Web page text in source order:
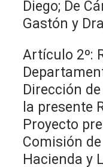
Diego; De
Gastón y
Artículo 2º:
Dirección
la presente
Proyecto
Comisión
Hacienda y